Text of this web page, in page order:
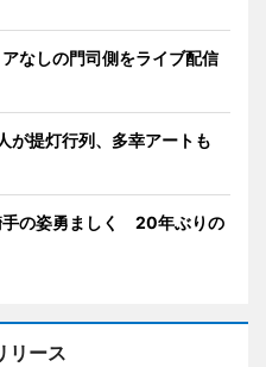
なしの門司側をライブ配信
提灯行列、多幸アートも
手の姿勇ましく 20年ぶりの
リース